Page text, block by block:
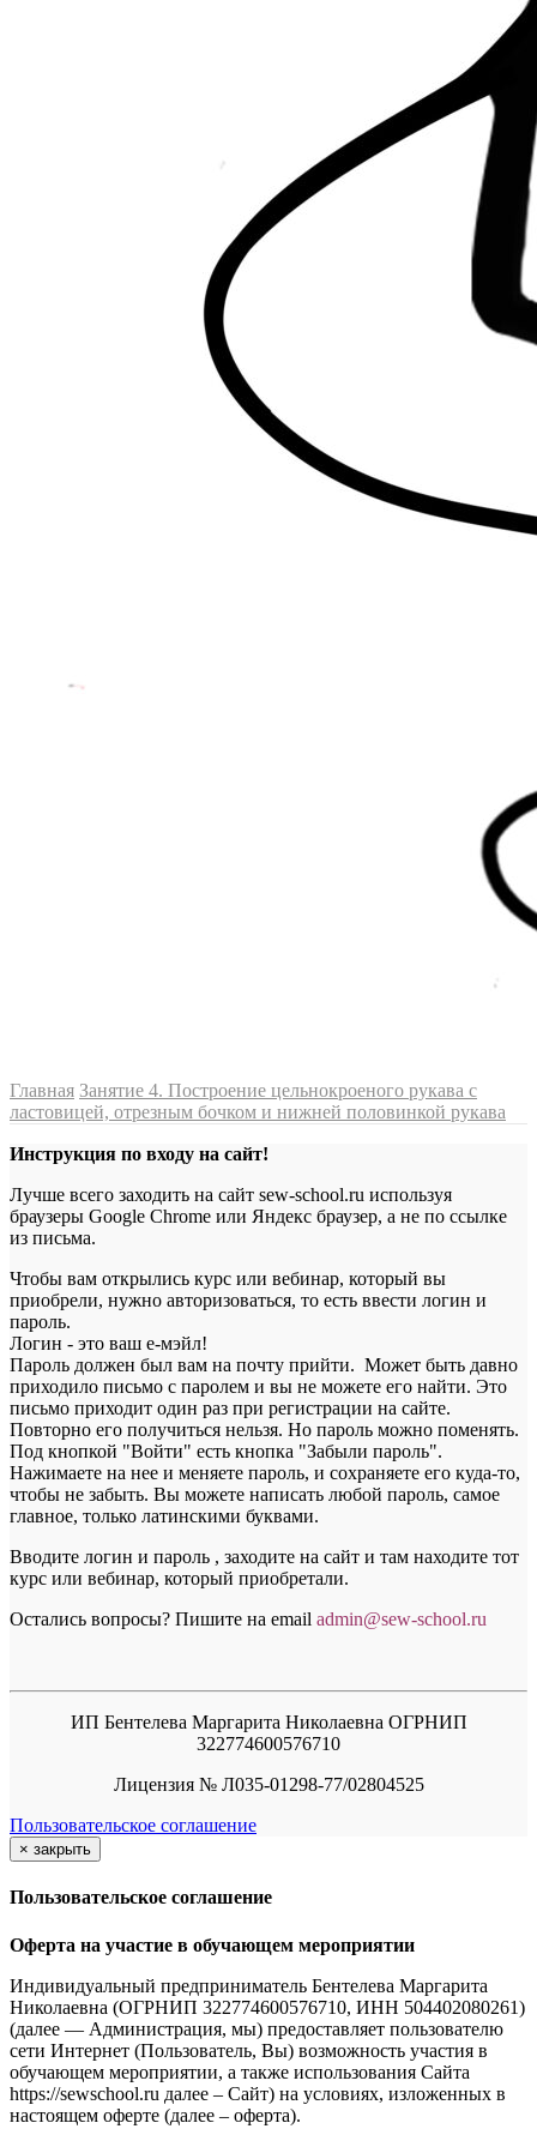
Главная Занятие 4. Построение цельнокроеного рукава с
ластовицей, отрезным бочком и нижней половинкой рукава
Инструкция по входу на сайт!
Лучше всего заходить на сайт sew-school.ru используя
браузеры Google Chrome или Яндекс браузер, а не по ссылке
из письма.
Чтобы вам открылись курс или вебинар, который вы
приобрели, нужно авторизоваться, то есть ввести логин и
пароль.
Логин - это ваш е-мэйл!
Пароль должен был вам на почту прийти. Может быть давно
приходило письмо с паролем и вы не можете его найти. Это
письмо приходит один раз при регистрации на сайте.
Повторно его получиться нельзя. Но пароль можно поменять.
Под кнопкой "Войти" есть кнопка "Забыли пароль".
Нажимаете на нее и меняете пароль, и сохраняете его куда-то,
чтобы не забыть. Вы можете написать любой пароль, самое
главное, только латинскими буквами.
Вводите логин и пароль , заходите на сайт и там находите тот
курс или вебинар, который приобретали.
Остались вопросы? Пишите на email admin@sew-school.ru
ИП Бентелева Маргарита Николаевна ОГРНИП
322774600576710
Лицензия № Л035-01298-77/02804525
Пользовательское соглашение
× закрыть
Пользовательское соглашение
Оферта на участие в обучающем мероприятии
Индивидуальный предприниматель Бентелева Маргарита
Николаевна (ОГРНИП 322774600576710, ИНН 504402080261)
(далее — Администрация, мы) предоставляет пользователю
сети Интернет (Пользователь, Вы) возможность участия в
обучающем мероприятии, а также использования Сайта
https://sewschool.ru далее – Сайт) на условиях, изложенных в
настоящем оферте (далее – оферта).